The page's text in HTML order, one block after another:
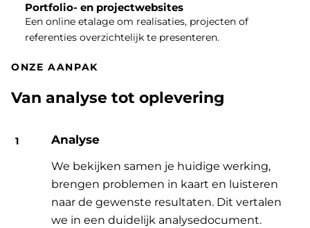
Portfolio- en projectwebsites
Een online etalage om realisaties, projecten of
referenties overzichtelijk te presenteren.
ONZE AANPAK
Van analyse tot oplevering
Analyse
We bekijken samen je huidige werking,
brengen problemen in kaart en luisteren
naar de gewenste resultaten. Dit vertalen
we in een duidelijk analysedocument.